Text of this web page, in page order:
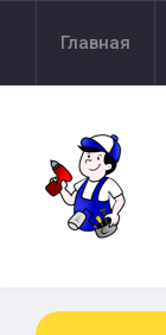
Главная